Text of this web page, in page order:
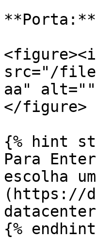
**Porta:**
src="/files/
aa" alt=""
</figure>
{% hint
Para
escolha
(https://
{%